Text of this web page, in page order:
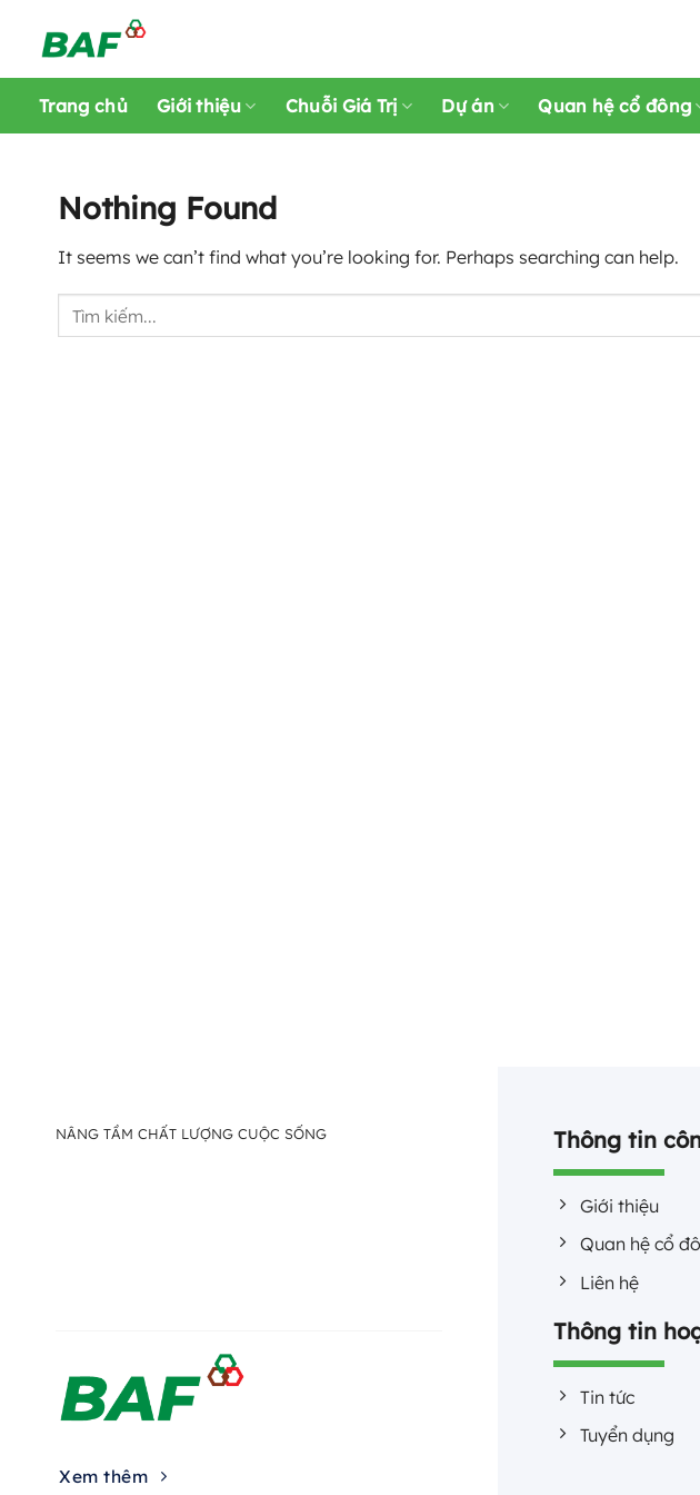
Trang chủ
Giới thiệu Chuỗi Giá Trị Dự án Quan hệ cổ đông
Nothing Found
It seems we can’t find what you’re looking for. Perhaps searching can help.
NÂNG TẦM CHẤT LƯỢNG CUỘC SỐNG
Xem thêm
Thông tin
Giới thiệu
Quan hệ cổ
Liên hệ
Thông tin
Tin tức
Tuyển dụng